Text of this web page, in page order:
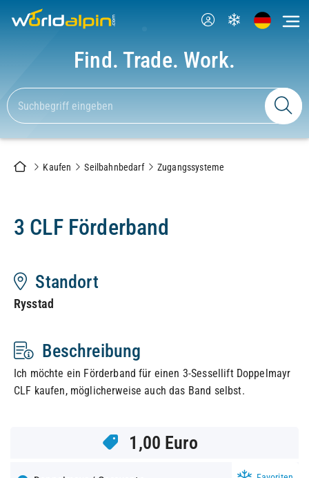
Find. Trade. Work.
Kaufen Seilbahnbedarf Zugangssysteme
3 CLF Förderband
Standort
Rysstad
Beschreibung
Ich möchte ein Förderband für einen 3-Sessellift Doppelmayr
CLF kaufen, möglicherweise auch das Band selbst.
1,00 Euro